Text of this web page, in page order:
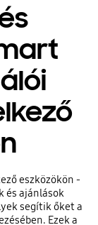
eszközökön -
és ajánlások
segítik őket a
Ezek a